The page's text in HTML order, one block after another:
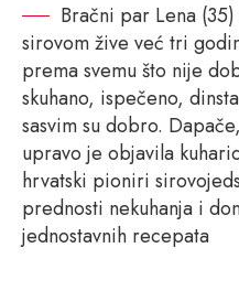
Bračni par Lena
sirovom žive već tri
prema svemu što nije
skuhano, ispečeno,
sasvim su dobro.
upravo je objavila
hrvatski pioniri
prednosti nekuhanja i
jednostavnih recepata